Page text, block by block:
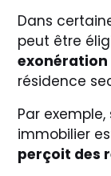
Dans
peut être
exonération
résidence
Par
immobilier
perçoit des